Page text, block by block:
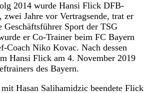
2014 wurde Hansi Flick DFB-
zwei Jahre vor Vertragsende, trat er
Sport der TSG
er Co-Trainer beim FC Bayern
Coach Niko Kovac. Nach dessen
Hansi Flick am 4. November 2019
des Bayern.
Hasan Salihamidzic beendete Flick